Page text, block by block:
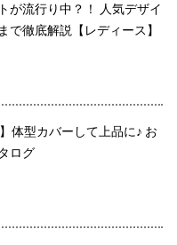
が流行り中？！ 人気デザイ
で徹底解説【レディース】
体型カバーして上品に♪ お
ログ